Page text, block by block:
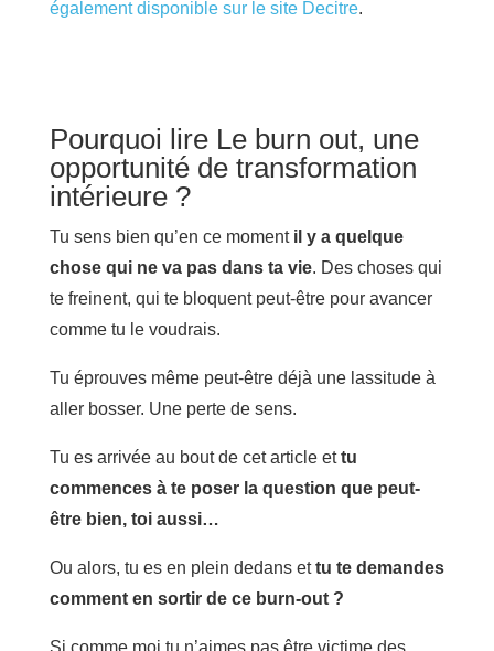
également disponible sur le site Decitre.
Pourquoi lire Le burn out, une
opportunité de transformation
intérieure ?
Tu sens bien qu’en ce moment il y a quelque
chose qui ne va pas dans ta vie. Des choses qui
te freinent, qui te bloquent peut-être pour avancer
comme tu le voudrais.
Tu éprouves même peut-être déjà une lassitude à
aller bosser. Une perte de sens.
Tu es arrivée au bout de cet article ettu
commences à te poser la question que peut-
être bien, toi aussi…
Ou alors, tu es en plein dedans ettu te demandes
comment en sortir de ce burn-out ?